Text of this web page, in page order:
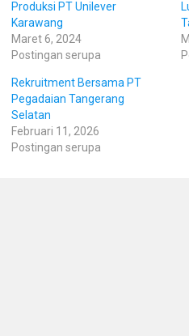
Produksi PT Unilever
Karawang
Maret 6, 2024
Postingan serupa
Rekruitment Bersama PT
Pegadaian Tangerang
Selatan
Februari 11, 2026
Postingan serupa